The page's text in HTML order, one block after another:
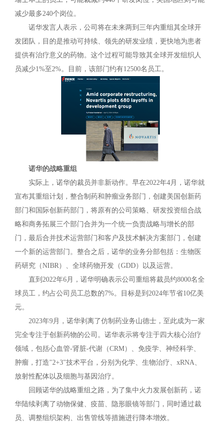
减少最多240个岗位。
诺华发言人表示，公司将在未来两到三年内重组其全球开
发团队，目的是推动可持续、领先的研发业绩，更快地为患者
提供有治疗意义的药物。这个过程可能导致其全球开发组织人
员减少1%至2%。目前，该部门约有12500名员工。
诺华的战略重组
实际上，诺华的裁员并非新动作。早在2022年4月，诺华就
宣布其重组计划，整合制药和肿瘤业务部门，创建美国创新药
部门和国际创新药部门，将原有的公司策略、研发投资组合战
略和商务拓展三个部门合并为一个统一负责战略与增长的部
门，最后合并技术运营部门和客户及技术解决方案部门，创建
一个新的运营部门。整合之后，诺华的业务分部包括：生物医
药研究（NIBR）、全球药物开发（GDD）以及运营。
直到2022年6月，诺华明确表示公司重组将裁员约8000名全
球员工，约占公司员工总数的7%。目标是到2024年节省10亿美
元。
2023年9月，诺华剥离了仿制药业务山德士，至此成为一家
完全专注于创新药物的公司。诺华表示将专注于四大核心治疗
领域，包括心血管-肾脏-代谢（CRM）、免疫学、神经科学、
肿瘤，打造"2+3"技术平台，分别为化学、生物治疗、xRNA、
放射性配体以及细胞与基因治疗。
回顾诺华的战略重组之路，为了集中火力发展创新药，诺
华陆续剥离了动物保健、疫苗、隐形眼镜等部门，同时通过裁
员、调整组织架构、出售管线等措施进行降本增效。